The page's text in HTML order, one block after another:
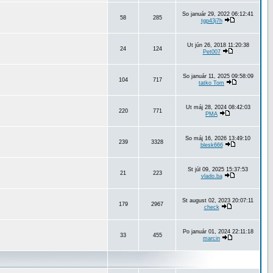
58 285
So január 29, 2022 06:12:41
tgp43j7h
24 124
Ut jún 26, 2018 11:20:38
Pet007
104 717
So január 11, 2025 09:58:09
tatko Tom
220 771
Ut máj 28, 2024 08:42:03
PMA
239 3328
So máj 16, 2026 13:49:10
blesk666
21 223
St júl 09, 2025 15:37:53
vlado.ba
179 2967
St august 02, 2023 20:07:11
check
33 455
Po január 01, 2024 22:11:18
marcin